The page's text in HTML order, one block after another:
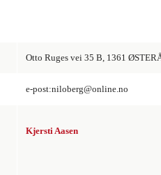
Otto Ruges vei 35 B, 1361
e-post:niloberg@online.no
Kjersti Aasen